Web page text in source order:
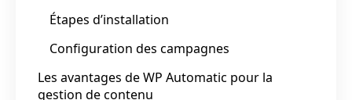
Étapes d’installation
Configuration des campagnes
Les avantages de WP Automatic pour la
gestion de contenu